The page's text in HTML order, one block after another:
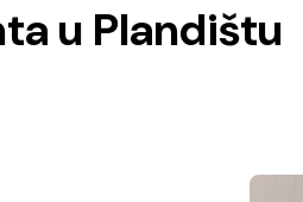
u Plandištu